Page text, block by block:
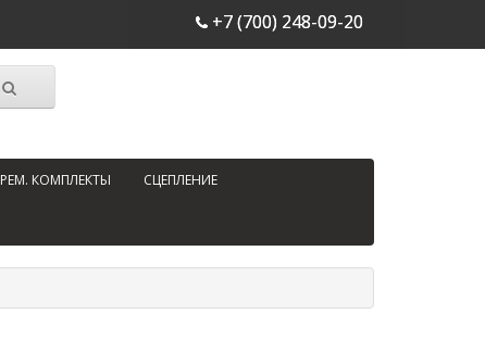
+7 (700) 248-09-20
РЕМ. КОМПЛЕКТЫ СЦЕПЛЕНИЕ